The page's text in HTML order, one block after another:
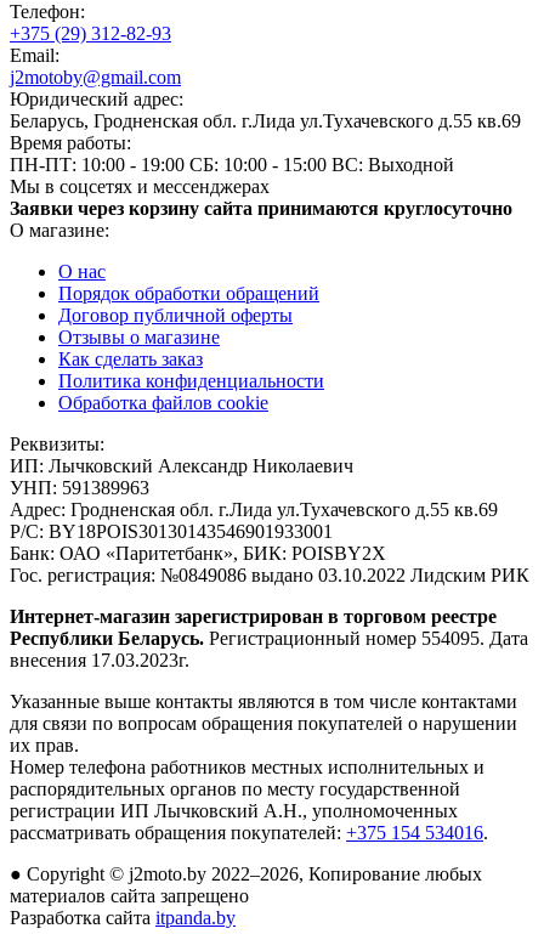
Телефон:
+375 (29) 312-82-93
Email:
j2motoby@gmail.com
Юридический адрес:
Беларусь, Гродненская обл. г.Лида ул.Тухачевского д.55 кв.69
Время работы:
ПН-ПТ: 10:00 - 19:00 СБ: 10:00 - 15:00 ВС: Выходной
Мы в соцсетях и мессенджерах
Заявки через корзину сайта принимаются круглосуточно
О магазине:
О нас
Порядок обработки обращений
Договор публичной оферты
Отзывы о магазине
Как сделать заказ
Политика конфиденциальности
Обработка файлов cookie
Реквизиты:
ИП: Лычковский Александр Николаевич
УНП: 591389963
Адрес: Гродненская обл. г.Лида ул.Тухачевского д.55 кв.69
Р/С: BY18POIS30130143546901933001
Банк: ОАО «Паритетбанк», БИК: POISBY2X
Гос. регистрация: №0849086 выдано 03.10.2022 Лидским РИК
Интернет-магазин зарегистрирован в торговом реестре
Республики Беларусь. Регистрационный номер 554095. Дата
внесения 17.03.2023г.
Указанные выше контакты являются в том числе контактами
для связи по вопросам обращения покупателей о нарушении
их прав.
Номер телефона работников местных исполнительных и
распорядительных органов по месту государственной
регистрации ИП Лычковский А.Н., уполномоченных
рассматривать обращения покупателей: +375 154 534016.
● Copyright © j2moto.by 2022–2026, Копирование любых
материалов сайта запрещено
Разработка сайта itpanda.by